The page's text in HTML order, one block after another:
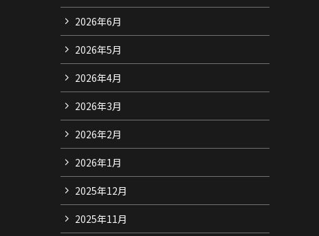
2026年6月
2026年5月
2026年4月
2026年3月
2026年2月
2026年1月
2025年12月
2025年11月